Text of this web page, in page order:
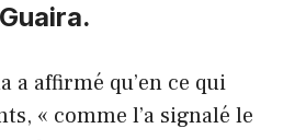
a affirmé qu’en ce qui
« comme l’a signalé le